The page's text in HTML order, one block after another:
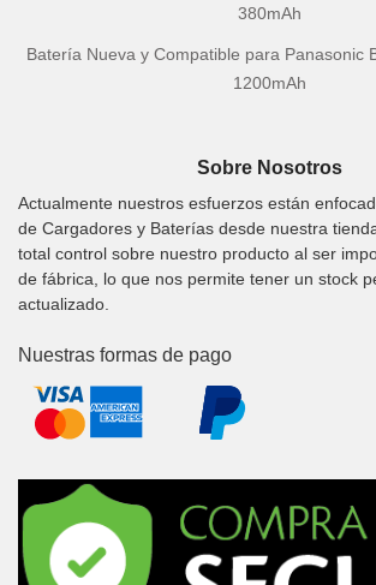
380mAh
Batería Nueva y Compatible para Panasonic
1200mAh
Sobre Nosotros
Actualmente nuestros esfuerzos están
de Cargadores y Baterías desde nuestra
total control sobre nuestro producto al ser
de fábrica, lo que nos permite tener un stock
actualizado.
Nuestras formas de pago